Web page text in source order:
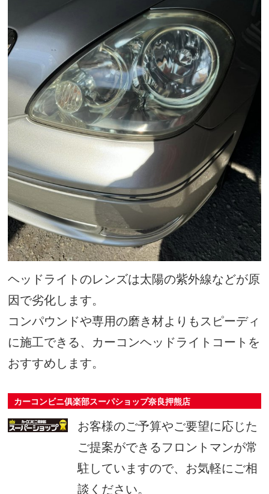
ヘッドライトのレンズは太陽の紫外線などが原
因で劣化します。
コンパウンドや専用の磨き材よりもスピーディ
に施工できる、カーコンヘッドライトコートを
おすすめします。
カーコンビニ俱楽部スーパショップ奈良押熊店
お客様のご予算やご要望に応じた
ご提案ができるフロントマンが常
駐していますので、お気軽にご相
談ください。